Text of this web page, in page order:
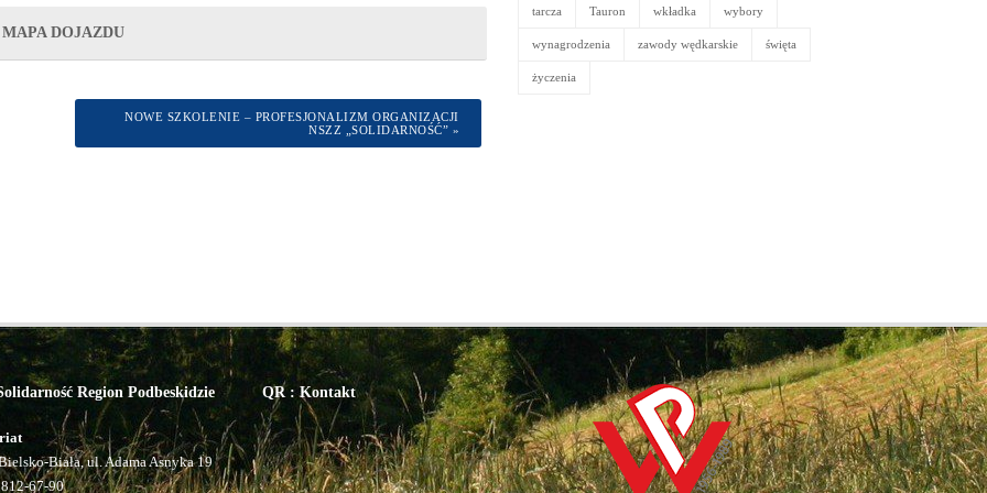
MAPA DOJAZDU
NOWE SZKOLENIE – PROFESJONALIZM ORGANIZACJI
NSZZ „SOLIDARNOŚĆ” »
tarcza Tauron wkładka wybory
wynagrodzenia zawody wędkarskie święta
życzenia
Region Podbeskidzie
Biała, ul. Adama Asnyka 19
67-90
QR : Kontakt